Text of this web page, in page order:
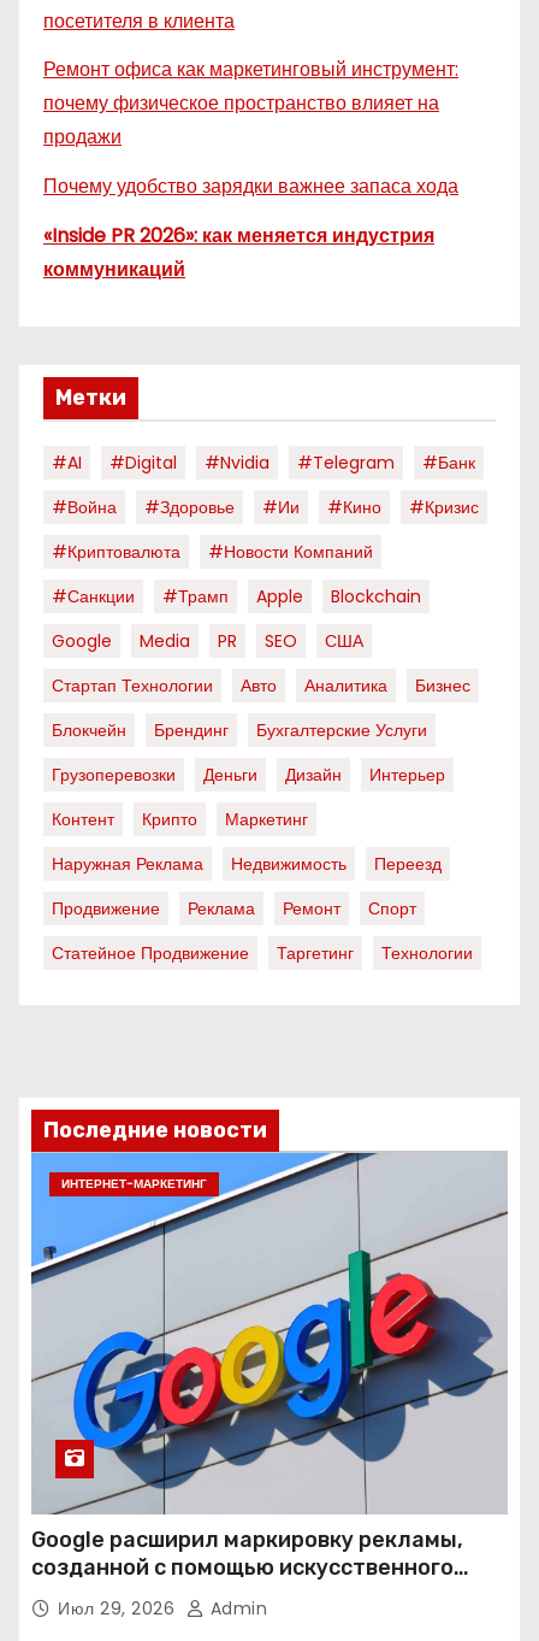
посетителя в клиента
Ремонт офиса как маркетинговый инструмент:
почему физическое пространство влияет на
продажи
Почему удобство зарядки важнее запаса хода
«Inside PR 2026»: как меняется индустрия
коммуникаций
Метки
#AI #digital #nvidia #telegram
#банк
#война
#здоровье #ии #кино
#кризис
#криптовалюта
#новости Компаний
#санкции
#трамп Apple
Blockchain
Google
Media PR SEO
США
Стартап Технологии
Авто Аналитика
Бизнес
Блокчейн
Брендинг
Бухгалтерские Услуги
Грузоперевозки
Деньги Дизайн
Интерьер
Контент
Крипто
Маркетинг
Наружная Реклама
Недвижимость
Переезд
Продвижение
Реклама Ремонт
Спорт
Статейное Продвижение
Таргетинг Технологии
Последние новости
ИНТЕРНЕТ-МАРКЕТИНГ
Google расширил маркировку рекламы,
созданной с помощью искусственного
интеллекта
Июл 29, 2026 Admin